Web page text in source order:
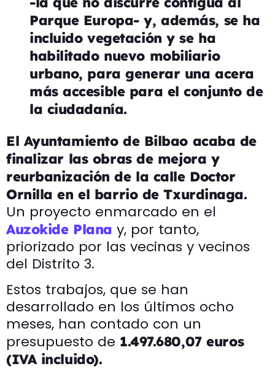
Parque Europa- y, además, se ha
incluido vegetación y se ha
habilitado nuevo mobiliario
urbano, para generar una acera
más accesible para el conjunto de
la ciudadanía.
El Ayuntamiento de Bilbao acaba de
finalizar las obras de mejora y
reurbanización de la calle Doctor
Ornilla en el barrio de Txurdinaga.
Un proyecto enmarcado en el
Auzokide Plana y, por tanto,
priorizado por las vecinas y vecinos
del Distrito 3.
Estos trabajos, que se han
desarrollado en los últimos ocho
meses, han contado con un
presupuesto de 1.497.680,07 euros
(IVA incluido).